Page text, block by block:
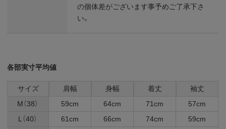
の個体差がございます事予めご了承下さ
い。
各部実寸平均値
サイズ 肩幅 身幅 着丈
袖丈
M（38）
59cm 64cm 71cm
57cm
L（40）
61cm 66cm 74cm
59cm